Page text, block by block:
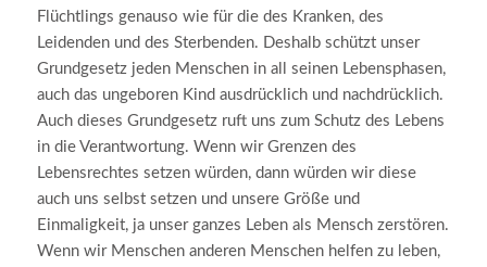
Flüchtlings genauso wie für die des Kranken, des
Leidenden und des Sterbenden. Deshalb schützt unser
Grundgesetz jeden Menschen in all seinen Lebensphasen,
auch das ungeboren Kind ausdrücklich und nachdrücklich.
Auch dieses Grundgesetz ruft uns zum Schutz des Lebens
in die Verantwortung. Wenn wir Grenzen des
Lebensrechtes setzen würden, dann würden wir diese
auch uns selbst setzen und unsere Größe und
Einmaligkeit, ja unser ganzes Leben als Mensch zerstören.
Wenn wir Menschen anderen Menschen helfen zu leben,